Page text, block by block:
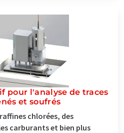
pour l'analyse de traces
et soufrés
chlorées, des
carburants et bien plus